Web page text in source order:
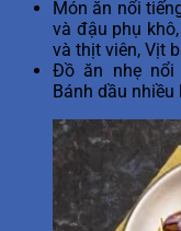
Món ăn nổi
và đậu phụ
và thịt viên, Vịt
Đồ ăn nhẹ nổi
Bánh dầu nhiều